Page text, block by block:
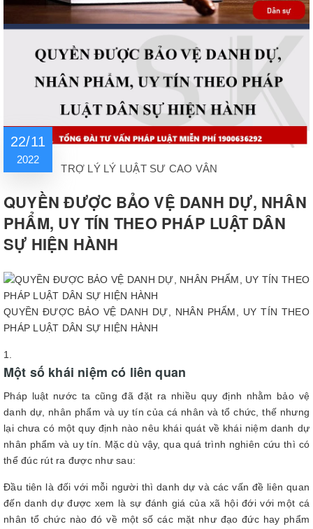
22/11
2022
TRỢ LÝ LÝ LUẬT SƯ CAO VÂN
QUYỀN ĐƯỢC BẢO VỆ DANH DỰ, NHÂN
PHẨM, UY TÍN THEO PHÁP LUẬT DÂN
SỰ HIỆN HÀNH
QUYỀN ĐƯỢC BẢO VỆ DANH DỰ, NHÂN PHẨM, UY TÍN THEO
PHÁP LUẬT DÂN SỰ HIỆN HÀNH
Một số khái niệm có liên quan
Pháp luật nước ta cũng đã đặt ra nhiều quy định nhằm bảo vệ
danh dự, nhân phẩm và uy tín của cá nhân và tổ chức, thế nhưng
lại chưa có một quy định nào nêu khái quát về khái niệm danh dự
nhân phẩm và uy tín. Mặc dù vậy, qua quá trình nghiên cứu thì có
thể đúc rút ra được như sau:
Đầu tiên là đối với mỗi người thì danh dự và các vấn đề liên quan
đến danh dự được xem là sự đánh giá của xã hội đới với một cá
nhân tổ chức nào đó về một số các mặt như đạo đức hay phẩm